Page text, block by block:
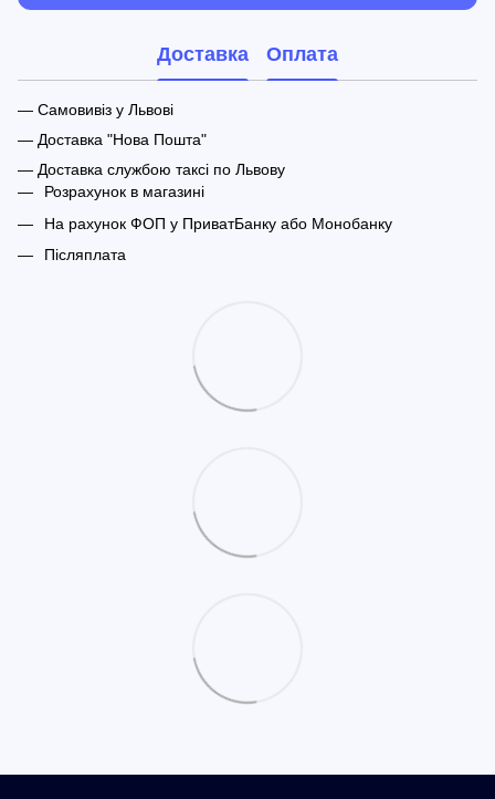
Доставка Оплата
— Самовивіз у Львові
— Доставка "Нова Пошта"
— Доставка службою таксі по Львову
Розрахунок в магазині
На рахунок ФОП у ПриватБанку або Монобанку
Післяплата